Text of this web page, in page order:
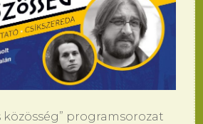
közösség” programsorozat